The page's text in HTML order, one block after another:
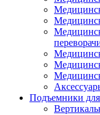
Подъемники